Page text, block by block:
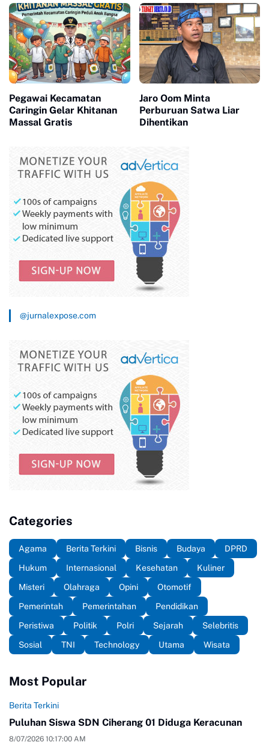
Pegawai Kecamatan
Caringin Gelar Khitanan
Massal Gratis
Jaro Oom Minta
Perburuan Satwa Liar
Dihentikan
@jurnalexpose.com
Categories
Agama Berita Terkini Bisnis Budaya
DPRD
Hukum
Internasional Kesehatan
Kuliner
Misteri
Olahraga Opini
Otomotif
Pemerintah
Pemerintahan
Pendidikan
Peristiwa
Politik Polri Sejarah
Selebritis
Sosial
TNI Technology Utama Wisata
Most Popular
Berita Terkini
Puluhan Siswa SDN Ciherang 01 Diduga Keracunan
8/07/2026 10:17:00 AM